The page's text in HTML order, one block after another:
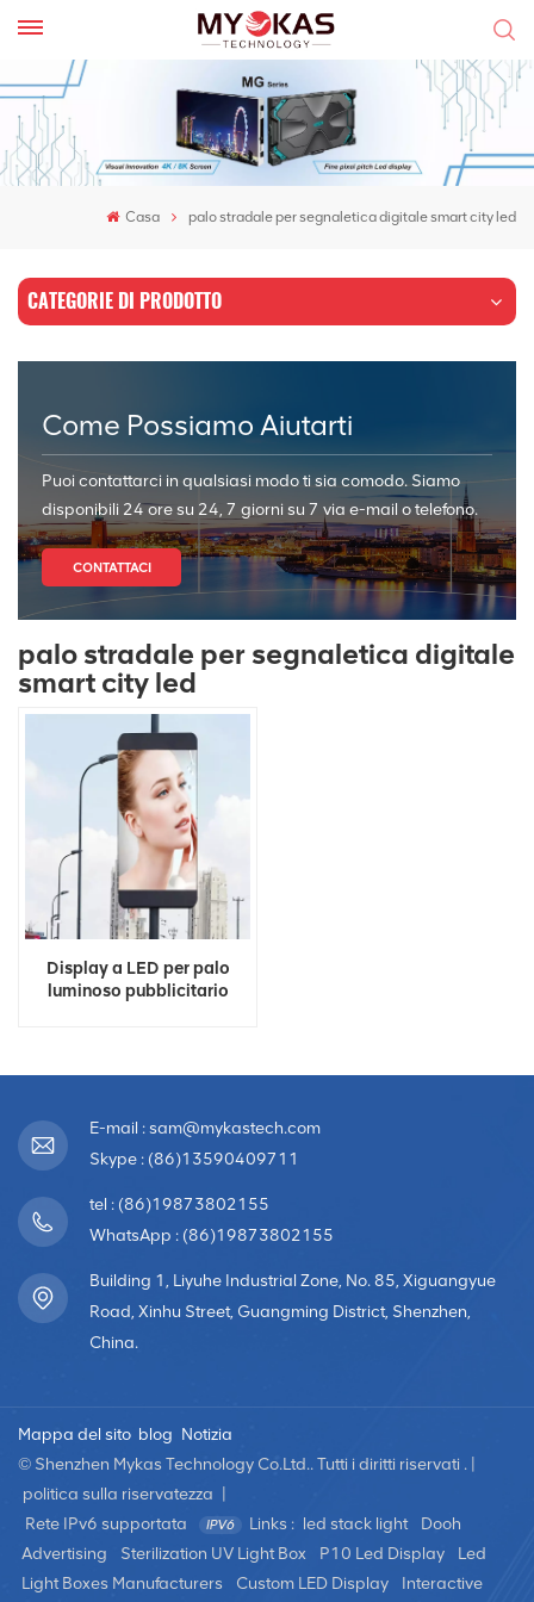
Casa palo stradale per segnaletica digitale smart city led
CATEGORIE DI PRODOTTO
Come Possiamo Aiutarti
Puoi contattarci in qualsiasi modo ti sia comodo. Siamo
disponibili 24 ore su 24, 7 giorni su 7 via e-mail o telefono.
CONTATTACI
palo stradale per segnaletica digitale
smart city led
Display a LED per palo
luminoso pubblicitario
E-mail : sam@mykastech.com
Skype : (86)13590409711
tel : (86)19873802155
WhatsApp : (86)19873802155
Building 1, Liyuhe Industrial Zone, No. 85, Xiguangyue
Road, Xinhu Street, Guangming District, Shenzhen,
China.
Mappa del sito blog Notizia
© Shenzhen Mykas Technology Co.Ltd.. Tutti i diritti riservati . |
politica sulla riservatezza
Rete IPv6 supportata
Links : led stack light
Dooh
Advertising
Sterilization UV Light Box P10 Led Display
Led
Light Boxes Manufacturers
Custom LED Display Interactive